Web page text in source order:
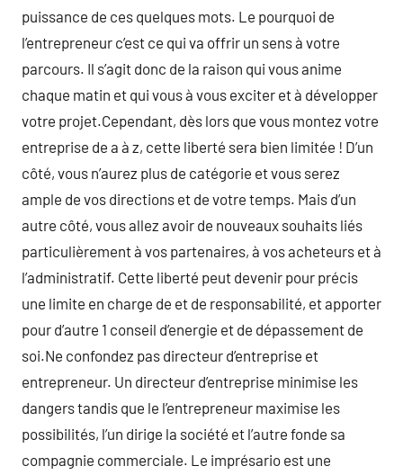
puissance de ces quelques mots. Le pourquoi de
l’entrepreneur c’est ce qui va offrir un sens à votre
parcours. Il s’agit donc de la raison qui vous anime
chaque matin et qui vous à vous exciter et à développer
votre projet.Cependant, dès lors que vous montez votre
entreprise de a à z, cette liberté sera bien limitée ! D’un
côté, vous n’aurez plus de catégorie et vous serez
ample de vos directions et de votre temps. Mais d’un
autre côté, vous allez avoir de nouveaux souhaits liés
particulièrement à vos partenaires, à vos acheteurs et à
l’administratif. Cette liberté peut devenir pour précis
une limite en charge de et de responsabilité, et apporter
pour d’autre 1 conseil d’energie et de dépassement de
soi.Ne confondez pas directeur d’entreprise et
entrepreneur. Un directeur d’entreprise minimise les
dangers tandis que le l’entrepreneur maximise les
possibilités, l’un dirige la société et l’autre fonde sa
compagnie commerciale. Le imprésario est une